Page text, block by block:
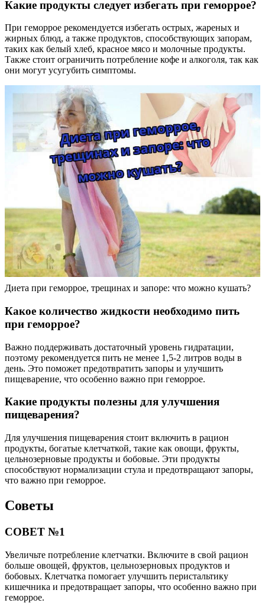
Какие продукты следует избегать при геморрое?
При геморрое рекомендуется избегать острых, жареных и
жирных блюд, а также продуктов, способствующих запорам,
таких как белый хлеб, красное мясо и молочные продукты.
Также стоит ограничить потребление кофе и алкоголя, так как
они могут усугубить симптомы.
Диета при геморрое, трещинах и запоре: что можно кушать?
Какое количество жидкости необходимо пить
при геморрое?
Важно поддерживать достаточный уровень гидратации,
поэтому рекомендуется пить не менее 1,5-2 литров воды в
день. Это поможет предотвратить запоры и улучшить
пищеварение, что особенно важно при геморрое.
Какие продукты полезны для улучшения
пищеварения?
Для улучшения пищеварения стоит включить в рацион
продукты, богатые клетчаткой, такие как овощи, фрукты,
цельнозерновые продукты и бобовые. Эти продукты
способствуют нормализации стула и предотвращают запоры,
что важно при геморрое.
Советы
СОВЕТ №1
Увеличьте потребление клетчатки. Включите в свой рацион
больше овощей, фруктов, цельнозерновых продуктов и
бобовых. Клетчатка помогает улучшить перистальтику
кишечника и предотвращает запоры, что особенно важно при
геморрое.